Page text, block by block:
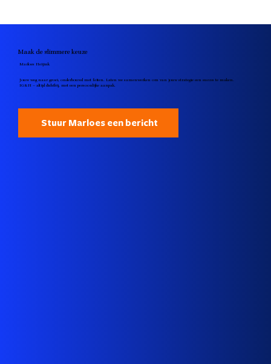
Maak de slimmere keuze
Marloes Heijink
Jouw weg naar groei, onderbouwd met feiten. Laten we samenwerken om van jouw strategie een succes te maken.
IG&H – altijd dichtbij, met een persoonlijke aanpak.
Stuur Marloes een bericht